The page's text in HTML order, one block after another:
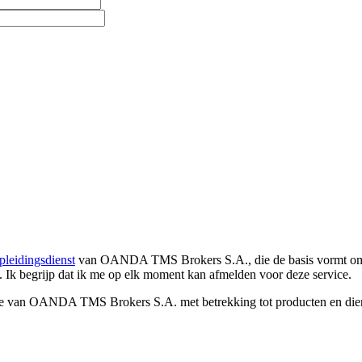
van OANDA TMS Brokers S.A., die de basis vormt
Ik begrijp dat ik me op elk moment kan afmelden voor deze service.
OANDA TMS Brokers S.A. met betrekking tot producten en